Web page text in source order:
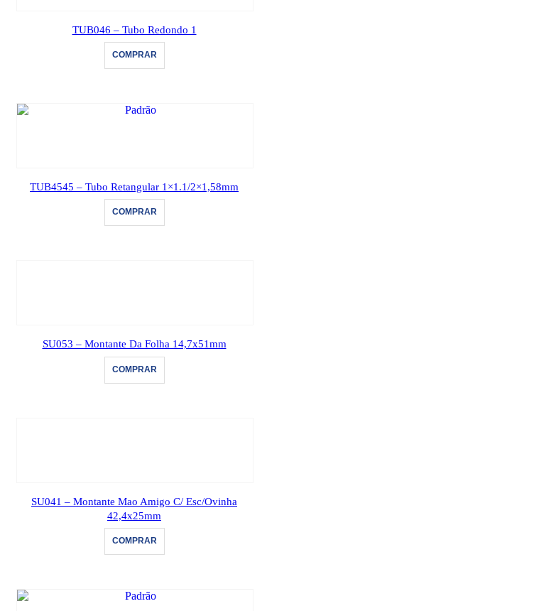
TUB046 – Tubo Redondo 1
COMPRAR
TUB4545 – Tubo Retangular 1×1.1/2×1,58mm
COMPRAR
SU053 – Montante Da Folha 14,7x51mm
COMPRAR
SU041 – Montante Mao Amigo C/ Esc/Ovinha
42,4x25mm
COMPRAR